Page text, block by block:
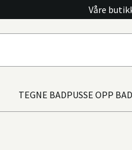
Våre
TEGNE BADPUSSE OPP